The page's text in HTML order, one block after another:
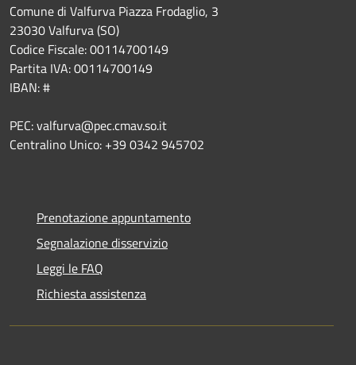
Comune di Valfurva Piazza Frodaglio, 3
23030 Valfurva (SO)
Codice Fiscale: 00114700149
Partita IVA: 00114700149
IBAN: #
PEC: valfurva@pec.cmav.so.it
Centralino Unico: +39 0342 945702
Prenotazione appuntamento
Segnalazione disservizio
Leggi le FAQ
Richiesta assistenza